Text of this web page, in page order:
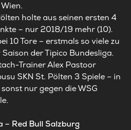
holte aus seinen ersten 4
– nur 2018/19 mehr (10).
10 Tore – erstmals so viele zu
der Tipico Bundesliga.
Trainer Alex Pastoor
SKN St. Pölten 3 Spiele – in
nur gegen die WSG
– Red Bull Salzburg